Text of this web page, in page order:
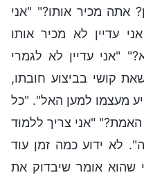
אתה מכיר אותו?" "אני
עדיין לא מכיר אותו
"אני עדיין לא לגמרי
קושי בביצוע חובתו,
מעצמו למען האל". "כל
"אני צריך ללמוד
לא ידוע כמה זמן עוד
שהוא אומר שיבדוק את